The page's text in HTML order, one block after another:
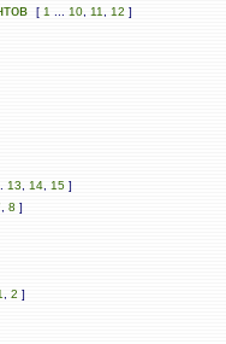
[ 1 10, 11 12 ]
13 14, 15]
8 ]
2 ]